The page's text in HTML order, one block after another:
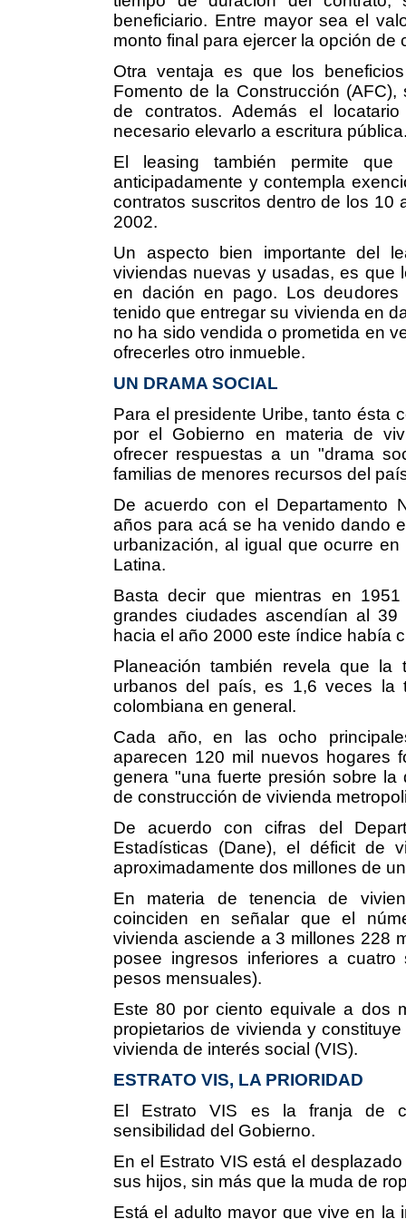
beneficiario. Entre mayor sea el
monto final para ejercer la opción de
Otra ventaja es que los
Fomento de la Construcción
de contratos. Además el
necesario elevarlo a escritura
El leasing también permite
anticipadamente y contempla
contratos suscritos dentro de los 10
2002.
Un aspecto bien importante del
viviendas nuevas y usadas, es que
en dación en pago. Los
tenido que entregar su vivienda en
no ha sido vendida o prometida en
ofrecerles otro inmueble.
UN DRAMA SOCIAL
Para el presidente Uribe, tanto ésta
por el Gobierno en materia de
ofrecer respuestas a un "drama
familias de menores recursos del
De acuerdo con el Departamento
años para acá se ha venido dando
urbanización, al igual que ocurre
Latina.
Basta decir que mientras en
grandes ciudades ascendían al
hacia el año 2000 este índice había
Planeación también revela que
urbanos del país, es 1,6 veces la
colombiana en general.
Cada año, en las ocho
aparecen 120 mil nuevos hogares
genera "una fuerte presión sobre
de construcción de vivienda
De acuerdo con cifras del
Estadísticas (Dane), el déficit de
aproximadamente dos millones de
En materia de tenencia de
coinciden en señalar que el
vivienda asciende a 3 millones 228
posee ingresos inferiores a
pesos mensuales).
Este 80 por ciento equivale a dos
propietarios de vivienda y
vivienda de interés social (VIS).
ESTRATO VIS, LA PRIORIDAD
El Estrato VIS es la franja de
sensibilidad del Gobierno.
En el Estrato VIS está el
sus hijos, sin más que la muda de
Está el adulto mayor que vive en la